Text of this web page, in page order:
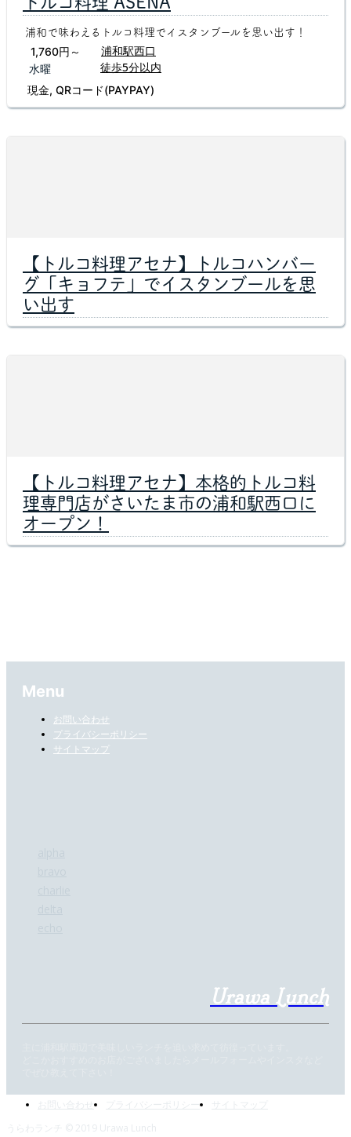
浦和で味わえるトルコ料理でイスタンブールを思い出す！
1,760円～
水曜
浦和駅西口
徒歩5分以内
現金, QRコード(PAYPAY)
【トルコ料理アセナ】トルコハンバー
グ「キョフテ」でイスタンブールを思
い出す
【トルコ料理アセナ】本格的トルコ料
理専門店がさいたま市の浦和駅西口に
オープン！
Menu
お問い合わせ
プライバシーポリシー
サイトマップ
Urawa Lunch
うらわランチ © 2019 Urawa Lunch
お問い合わせ プライバシーポリシー